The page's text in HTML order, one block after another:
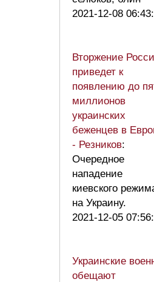
2021-12-08
Вторжение
приведет к
появлению до
миллионов
украинских
беженцев в
- Резников:
Очередное
нападение
киевского
на Украину.
2021-12-05
Украинские
обещают